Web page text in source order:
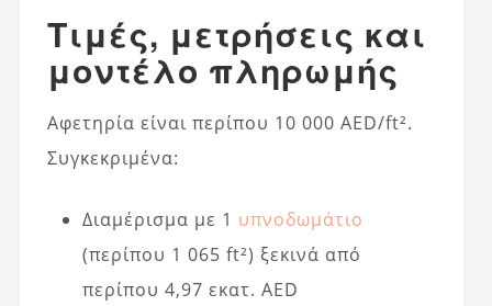
Τιμές, μετρήσεις και
μοντέλο πληρωμής
Αφετηρία είναι περίπου 10 000 AED/ft².
Συγκεκριμένα:
Διαμέρισμα με 1 υπνοδωμάτιο
(περίπου 1 065 ft²) ξεκινά από
περίπου 4,97 εκατ. AED